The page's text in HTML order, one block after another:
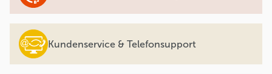
Kundenservice & Telefonsupport